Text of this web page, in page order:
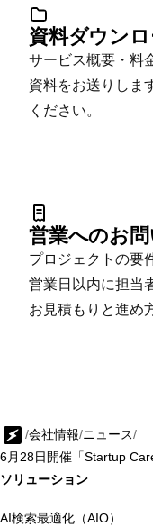
資料ダウン
サービス概要・料
資料をお送りしま
ください。
営業へのお
プロジェクトの要
営業日以内に担当
お見積もりと進め
/会社情報/ニュース/
6月28日開催「Startup
ソリューション
AI検索最適化（AIO）